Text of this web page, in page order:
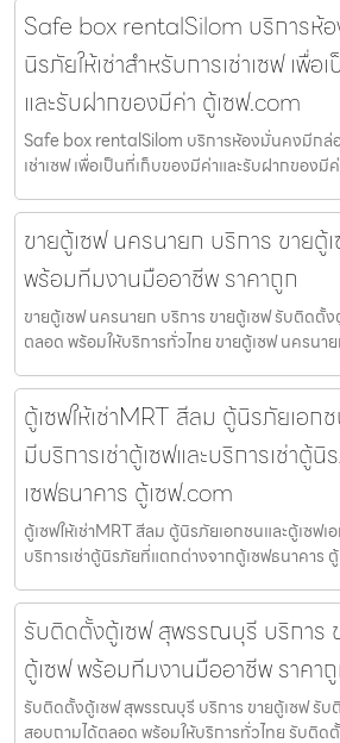
Safe box rentalSilom บริการห้
นิรภัยให้เช่าสำหรับการเช่าเซฟ เพื่
และรับฝากของมีค่า ตู้เซฟ.com
Safe box rentalSilom บริการห้องมั่นคงมีกล่อ
เช่าเซฟ เพื่อเป็นที่เก็บของมีค่าและรับฝากของมีค่
ขายตู้เซฟ นครนายก บริการ ขายตู้
พร้อมทีมงานมืออาชีพ ราคาถูก
ขายตู้เซฟ นครนายก บริการ ขายตู้เซฟ รับติดตั้
ตลอด พร้อมให้บริการทั่วไทย ขายตู้เซฟ นครนาย
ตู้เซฟให้เช่าMRT สีลม ตู้นิรภัยเอก
มีบริการเช่าตู้เซฟและบริการเช่าตู้
เซฟธนาคาร ตู้เซฟ.com
ตู้เซฟให้เช่าMRT สีลม ตู้นิรภัยเอกชนและตู้เซฟเ
บริการเช่าตู้นิรภัยที่แตกต่างจากตู้เซฟธนาคาร ตู้
รับติดตั้งตู้เซฟ สุพรรณบุรี บริการ
ตู้เซฟ พร้อมทีมงานมืออาชีพ ราคา
รับติดตั้งตู้เซฟ สุพรรณบุรี บริการ ขายตู้เซฟ รั
สอบถามได้ตลอด พร้อมให้บริการทั่วไทย รับติด